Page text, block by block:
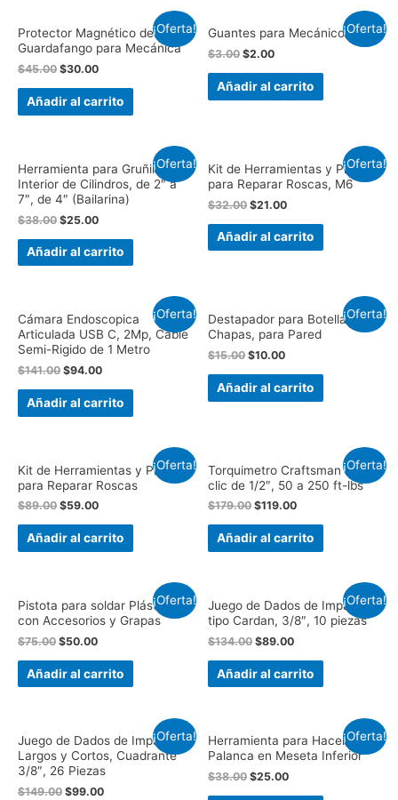
¡Oferta!
Protector Magnético de
Guardafango para Mecánica
$45.00 $30.00
Añadir al carrito
¡Oferta!
Guantes para Mecánico
$3.00 $2.00
Añadir al carrito
¡Oferta!
Herramienta para Gruñir
Interior de Cilindros, de 2″ a
7″, de 4″ (Bailarina)
$38.00 $25.00
Añadir al carrito
¡Oferta!
Kit de Herramientas y Piezas
para Reparar Roscas, M6
$32.00 $21.00
Añadir al carrito
¡Oferta!
Cámara Endoscopica
Articulada USB C, 2Mp, Cable
Semi-Rigido de 1 Metro
$141.00 $94.00
Añadir al carrito
¡Oferta!
Destapador para Botellas con
Chapas, para Pared
$15.00 $10.00
Añadir al carrito
¡Oferta!
Kit de Herramientas y Piezas
para Reparar Roscas
$89.00 $59.00
Añadir al carrito
¡Oferta!
Torquimetro Craftsman de
clic de 1/2″, 50 a 250 ft-lbs
$179.00 $119.00
Añadir al carrito
¡Oferta!
Pistota para soldar Plásticos,
con Accesorios y Grapas
$75.00 $50.00
Añadir al carrito
¡Oferta!
Juego de Dados de Impacto
tipo Cardan, 3/8″, 10 piezas
$134.00 $89.00
Añadir al carrito
¡Oferta!
Juego de Dados de Impacto
Largos y Cortos, Cuadrante
3/8″, 26 Piezas
$149.00 $99.00
¡Oferta!
Herramienta para Hacer
Palanca en Meseta Inferior
$38.00 $25.00